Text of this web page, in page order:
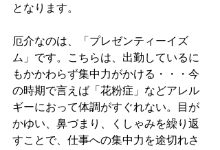
となります。
厄介なのは、「プレゼンティーイズ
ム」です。こちらは、出勤しているに
もかかわらず集中力がかける・・・今
の時期で言えば「花粉症」などアレル
ギーにおって体調がすぐれない。目が
かゆい、鼻づまり、くしゃみを繰り返
すことで、仕事への集中力を途切れさ